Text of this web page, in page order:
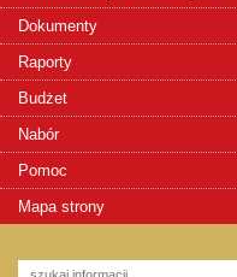
Dokumenty
Raporty
Budżet
Nabór
Pomoc
Mapa strony